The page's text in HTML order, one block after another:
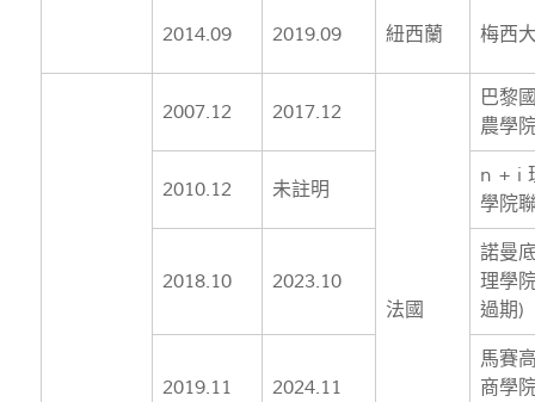
2014.09 2019.09 紐西蘭 梅西
2007.12 2017.12
法國
巴黎
農學
2010.12 未註明
n + i
學院
2018.10 2023.10
諾曼
理學
過期)
2019.11 2024.11
馬賽
商學